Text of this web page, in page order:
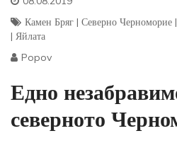
Камен Бряг | Северно Черноморие |
| Яйлата
Popov
Едно
северното